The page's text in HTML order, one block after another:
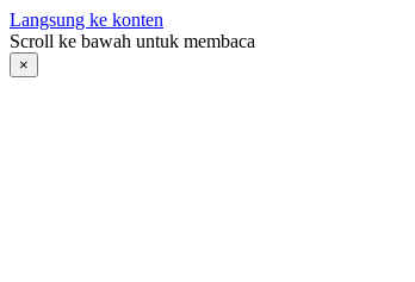
Langsung ke konten
Scroll ke bawah untuk membaca
×